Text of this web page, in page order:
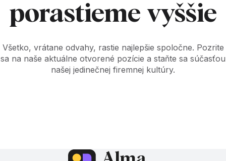
porastieme vyššie
Všetko, vrátane odvahy, rastie najlepšie spoločne. Pozrite
sa na naše aktuálne otvorené pozície a staňte sa súčasťou
našej jedinečnej firemnej kultúry.